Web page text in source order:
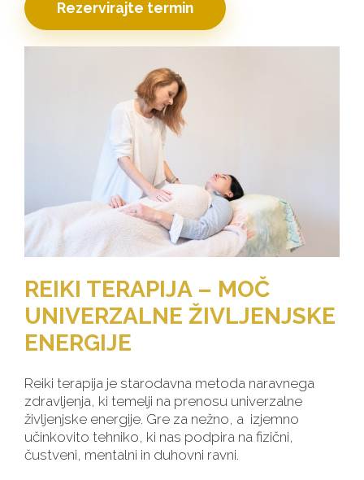
Rezervirajte termin
REIKI TERAPIJA – MOČ
UNIVERZALNE ŽIVLJENJSKE
ENERGIJE
Reiki terapija je starodavna metoda naravnega
zdravljenja, ki temelji na prenosu univerzalne
življenjske energije. Gre za nežno, a izjemno
učinkovito tehniko, ki nas podpira na fizični,
čustveni, mentalni in duhovni ravni.